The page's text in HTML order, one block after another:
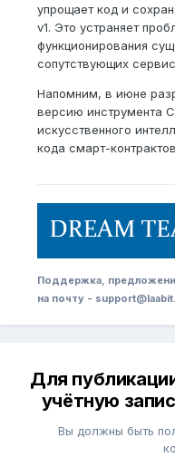
упрощает код и
v1. Это устраняет
функционирования
сопутствующих
Напомним, в июне
версию инструмента
искусственного
кода смарт-
Поддержка,
на почту -
Для
учётную
Вы должны быть